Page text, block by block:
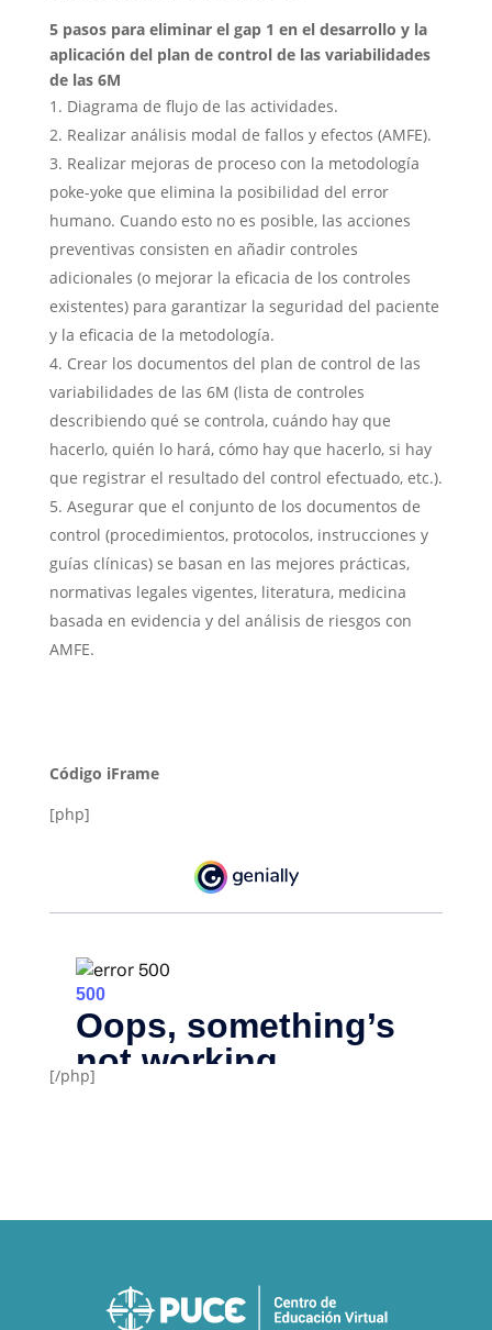
5 pasos para eliminar el gap 1 en el desarrollo y la
aplicación del plan de control de las variabilidades
de las 6M
Diagrama de flujo de las actividades.
Realizar análisis modal de fallos y efectos (AMFE).
Realizar mejoras de proceso con la metodología
poke-yoke que elimina la posibilidad del error
humano. Cuando esto no es posible, las acciones
preventivas consisten en añadir controles
adicionales (o mejorar la eficacia de los controles
existentes) para garantizar la seguridad del paciente
y la eficacia de la metodología.
Crear los documentos del plan de control de las
variabilidades de las 6M (lista de controles
describiendo qué se controla, cuándo hay que
hacerlo, quién lo hará, cómo hay que hacerlo, si hay
que registrar el resultado del control efectuado, etc.).
Asegurar que el conjunto de los documentos de
control (procedimientos, protocolos, instrucciones y
guías clínicas) se basan en las mejores prácticas,
normativas legales vigentes, literatura, medicina
basada en evidencia y del análisis de riesgos con
AMFE.
Código iFrame
[php]
[/php]